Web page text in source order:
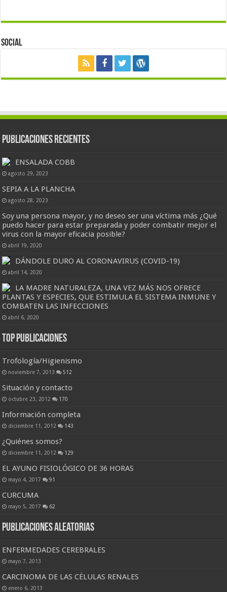
Social
Publicaciones Recientes
ENSALADA COBB
agosto 29, 2023
SEPIA A LA PLANCHA
agosto 28, 2023
Soy una persona mayor, y no deseo ser una víctima más ¿Qué
puedo hacer para estar preparada y poder combatir mejor el
virus con la mayor eficacia posible?
abril 19, 2020
DÁNDOLE DURO AL CORONAVIRUS (COVID-19)
abril 14, 2020
LA MADRE NATURALEZA, UNA VEZ MÁS NOS OFRECE
PLANTAS Y ESPECIES, QUE ESTIMULA EL SISTEMA INMUNE Y
COMBATEN LAS INFECCIONES
abril 6, 2020
Top Publicaciones
Trofología/Higienismo
noviembre 7, 2013 512
Situación y contacto
octubre 23, 2012 170
Información completa
diciembre 11, 2012 143
¿Quiénes somos?
diciembre 11, 2012 129
EL AYUNO FISIOLÓGICO DE 36 HORAS
mayo 4, 2017 91
CURCUMA
mayo 5, 2017 62
Publicaciones Aleatorias
ENFERMEDADES CEREBRALES
mayo 7, 2013
CARCINOMA DE LAS CÉLULAS RENALES
enero 6, 2013